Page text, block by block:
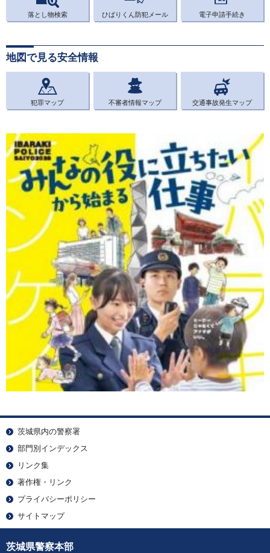
落とし物検索 ひばりくん防犯メール 電子申請手続き
地図で見る安全情報
犯罪マップ 不審者情報マップ 交通事故発生マップ
茨城県内の警察署
部門別インデックス
リンク集
著作権・リンク
プライバシーポリシー
サイトマップ
茨城県警察本部